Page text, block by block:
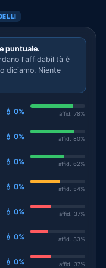
puntuale.
l'affidabilità è
diciamo. Niente
💧 0% affid. 78%
💧 0% affid. 80%
💧 0% affid. 62%
💧 0% affid. 54%
💧 0% affid. 37%
💧 0% affid. 33%
💧 0% affid. 37%